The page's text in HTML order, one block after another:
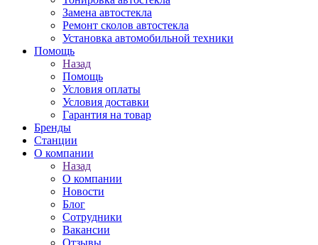
Замена автостекла
Ремонт сколов автостекла
Установка автомобильной техники
Помощь
Назад
Помощь
Условия оплаты
Условия доставки
Гарантия на товар
Бренды
Станции
О компании
Назад
О компании
Новости
Блог
Сотрудники
Вакансии
Отзывы